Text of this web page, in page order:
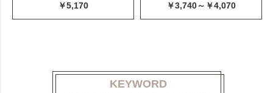
￥5,170
￥3,740～￥4,070
KEYWORD